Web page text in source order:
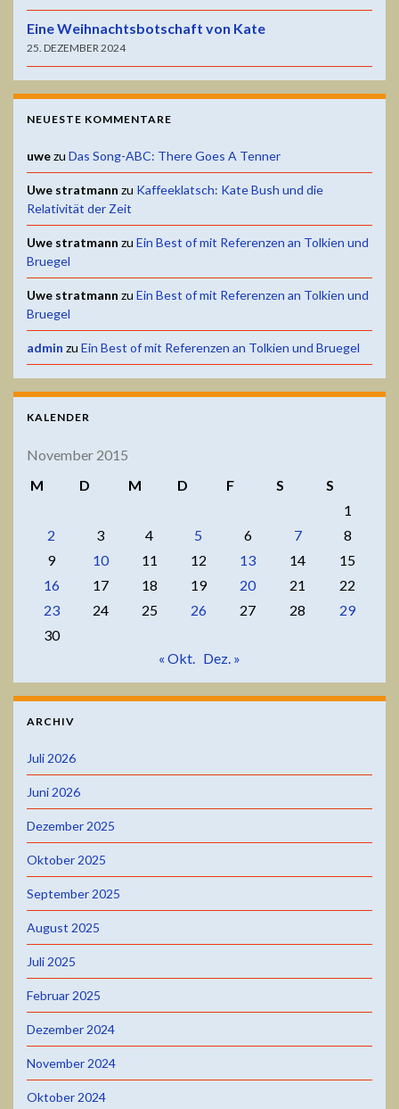
Eine Weihnachtsbotschaft von Kate
25. DEZEMBER 2024
NEUESTE KOMMENTARE
uwezu Das Song-ABC: There Goes A Tenner
Uwe stratmann zu Kaffeeklatsch: Kate Bush und die
Relativität der Zeit
Uwe stratmann zu Ein Best of mit Referenzen an Tolkien und
Bruegel
Uwe stratmann zu Ein Best of mit Referenzen an Tolkien und
Bruegel
admin zu Ein Best of mit Referenzen an Tolkien und Bruegel
KALENDER
November 2015
M
D M D F S
S
1
2
3 4 5 6 7
8
9
10 11 12 13 14
15
16
17 18 19 20 21
22
23
24 25 26 27 28
29
30
« Okt.
Dez. »
ARCHIV
Juli 2026
Juni 2026
Dezember 2025
Oktober 2025
September 2025
August 2025
Juli 2025
Februar 2025
Dezember 2024
November 2024
Oktober 2024